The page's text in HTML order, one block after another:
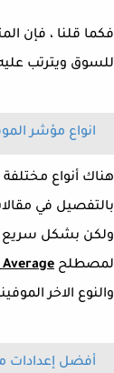
فكما قلنا ، فإن
للسوق ويترتب
انواع مؤشر
هناك أنواع
بالتفصيل في
ولكن بشكل سريع
لمصطلح
والنوع الاخر
أفضل إعدادات